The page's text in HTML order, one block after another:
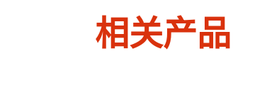
相关产品